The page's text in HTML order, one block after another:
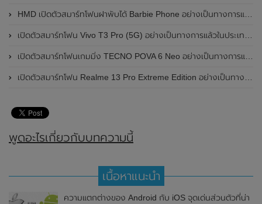
HMD เปิดตัวสมาร์ทโฟนฝาพับได้ Barbie Phone อย่างเป็นทางการแล้ว มาพร้อมธีมสีชมพูสดใส
เปิดตัวสมาร์ทโฟน Vivo T3 Pro (5G) อย่างเป็นทางการแล้วในประเทศอินเดีย
เปิดตัวสมาร์ทโฟนเกมมิ่ง TECNO POVA 6 Neo อย่างเป็นทางการแล้วในประเทศไทย ในราคา 8,499 บาท
เปิดตัวสมาร์ทโฟน Realme 13 Pro Extreme Edition อย่างเป็นทางการแล้วในประเทศจีน
พูดอะไรเกี่ยวกับบทความนี้
เนื้อหาแนะนำ
ความแตกต่างของ Android กับ iOS จุดเด่นส่วนตัวที่น่า